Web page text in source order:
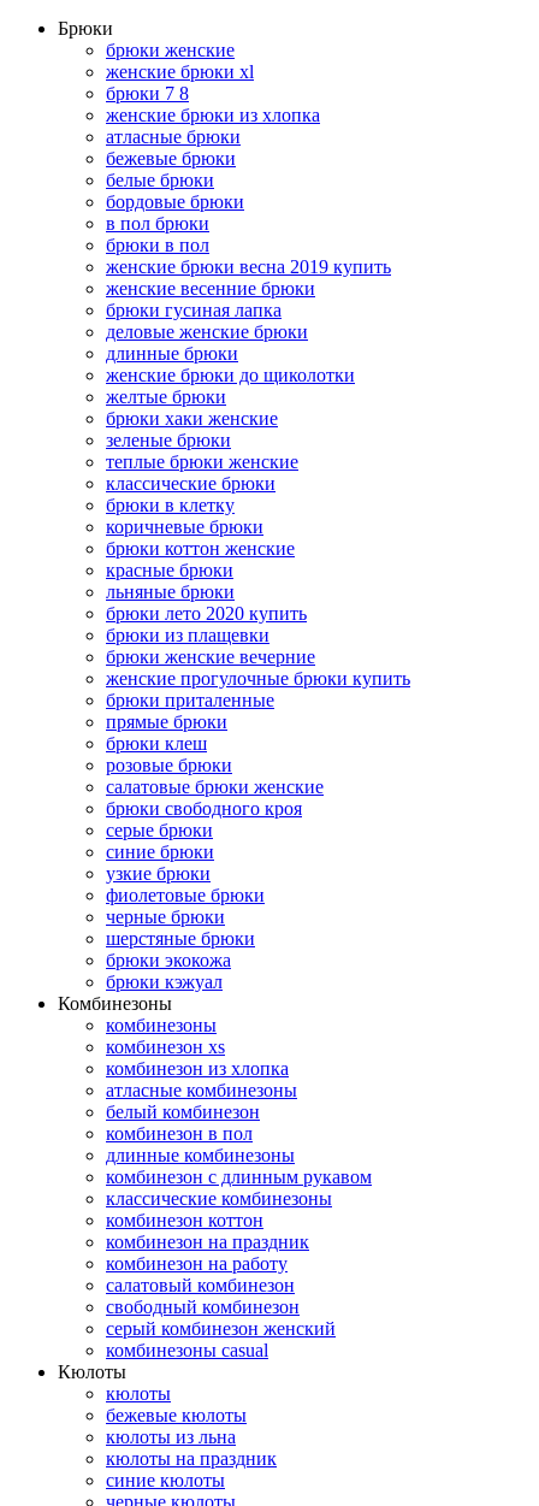
Брюки
брюки женские
женские брюки xl
брюки 7 8
женские брюки из хлопка
атласные брюки
бежевые брюки
белые брюки
бордовые брюки
в пол брюки
брюки в пол
женские брюки весна 2019 купить
женские весенние брюки
брюки гусиная лапка
деловые женские брюки
длинные брюки
женские брюки до щиколотки
желтые брюки
брюки хаки женские
зеленые брюки
теплые брюки женские
классические брюки
брюки в клетку
коричневые брюки
брюки коттон женские
красные брюки
льняные брюки
брюки лето 2020 купить
брюки из плащевки
брюки женские вечерние
женские прогулочные брюки купить
брюки приталенные
прямые брюки
брюки клеш
розовые брюки
салатовые брюки женские
брюки свободного кроя
серые брюки
синие брюки
узкие брюки
фиолетовые брюки
черные брюки
шерстяные брюки
брюки экокожа
брюки кэжуал
Комбинезоны
комбинезоны
комбинезон xs
комбинезон из хлопка
атласные комбинезоны
белый комбинезон
комбинезон в пол
длинные комбинезоны
комбинезон с длинным рукавом
классические комбинезоны
комбинезон коттон
комбинезон на праздник
комбинезон на работу
салатовый комбинезон
свободный комбинезон
серый комбинезон женский
комбинезоны casual
Кюлоты
кюлоты
бежевые кюлоты
кюлоты из льна
кюлоты на праздник
синие кюлоты